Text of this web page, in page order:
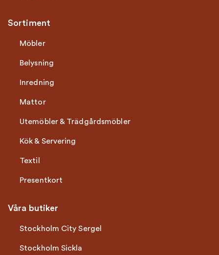
Sortiment
Möbler
Belysning
Inredning
Mattor
Utemöbler & Trädgårdsmöbler
Kök & Servering
Textil
Presentkort
Våra butiker
Stockholm City Sergel
Stockholm Sickla